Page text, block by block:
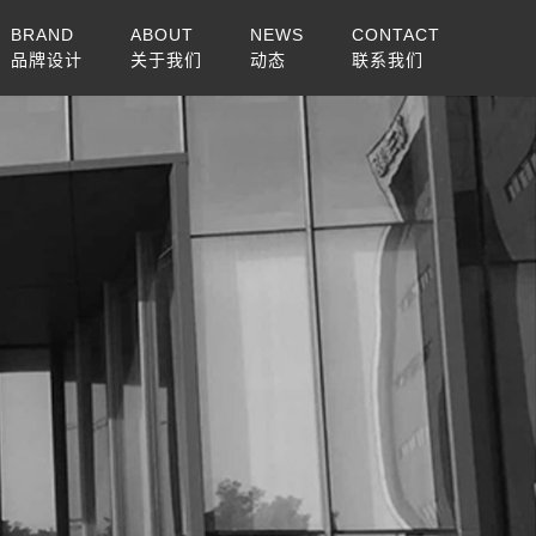
BRAND
品牌设计
ABOUT
关于我们
NEWS
动态
CONTACT
联系我们